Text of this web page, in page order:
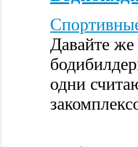
Давайте
одни